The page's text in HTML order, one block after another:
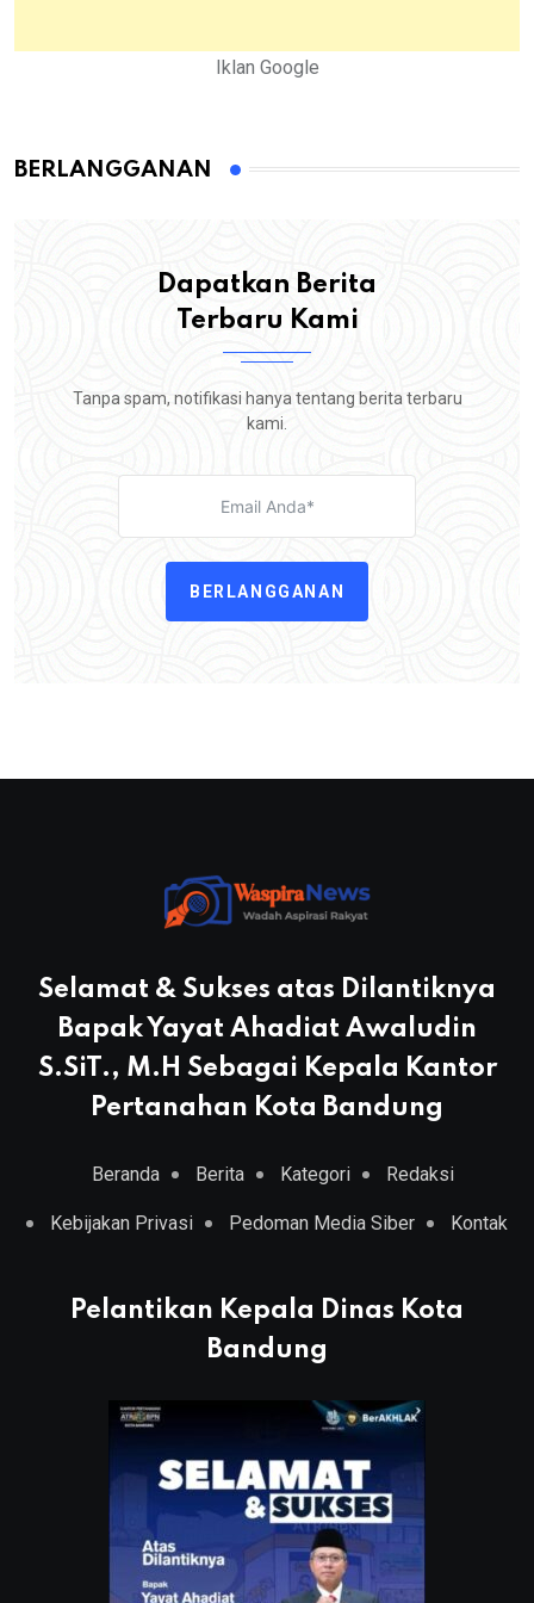
Iklan Google
BERLANGGANAN
Dapatkan Berita
Terbaru Kami
Tanpa spam, notifikasi hanya tentang berita terbaru
kami.
BERLANGGANAN
Selamat & Sukses atas Dilantiknya
Bapak Yayat Ahadiat Awaludin
S.SiT., M.H Sebagai Kepala Kantor
Pertanahan Kota Bandung
Beranda Berita Kategori Redaksi
Kebijakan Privasi Pedoman Media Siber Kontak
Pelantikan Kepala Dinas Kota
Bandung